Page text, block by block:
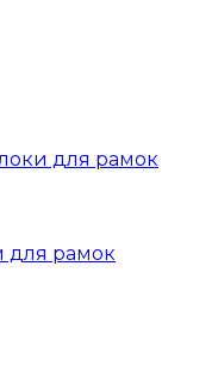
для рамок